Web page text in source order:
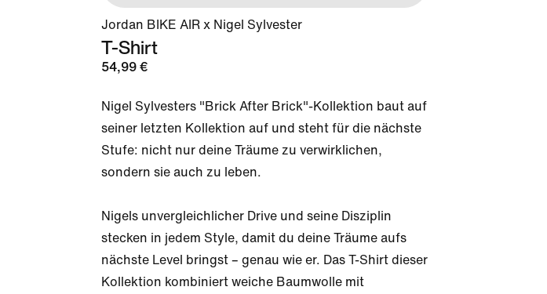
Jordan BIKE AIR x Nigel Sylvester
T-Shirt
54,99 €
Nigel Sylvesters "Brick After Brick"-Kollektion baut auf
seiner letzten Kollektion auf und steht für die nächste
Stufe: nicht nur deine Träume zu verwirklichen,
sondern sie auch zu leben.
Nigels unvergleichlicher Drive und seine Disziplin
stecken in jedem Style, damit du deine Träume aufs
nächste Level bringst – genau wie er. Das T-Shirt dieser
Kollektion kombiniert weiche Baumwolle mit